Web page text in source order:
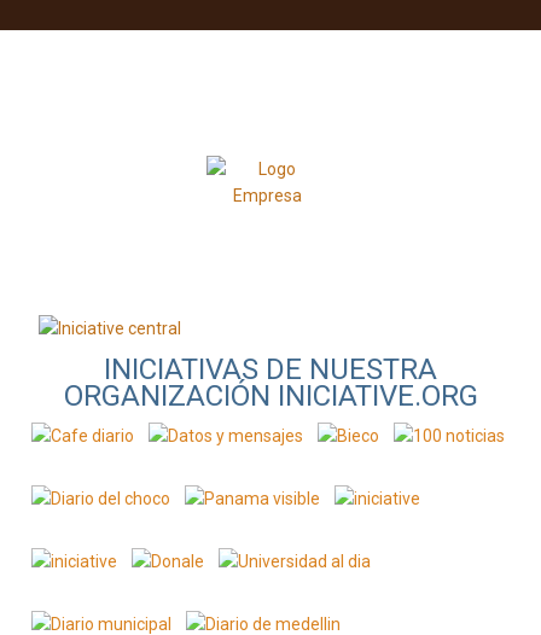
INICIATIVAS DE NUESTRA
ORGANIZACIÓN INICIATIVE.ORG